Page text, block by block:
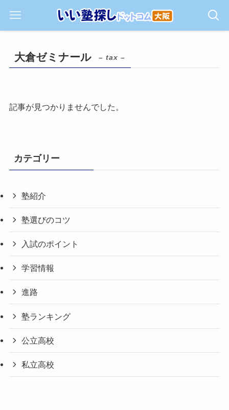
大倉ゼミナール – tax –
記事が見つかりませんでした。
カテゴリー
塾紹介
塾選びのコツ
入試のポイント
学習情報
進路
塾ランキング
公立高校
私立高校